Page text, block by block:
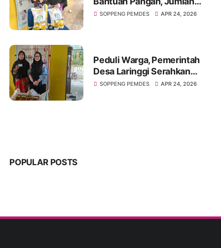
Penerima Bertambah
SOPPENG PEMDES APR 24, 2026
Peduli Warga, Pemerintah
Desa Laringgi Serahkan
Bantuan Pangan Berupa
SOPPENG PEMDES APR 24, 2026
POPULAR POSTS